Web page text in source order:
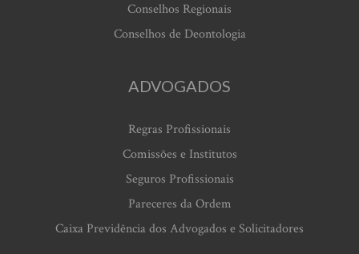
Conselhos Regionais
Conselhos de Deontologia
ADVOGADOS
Regras Profissionais
Comissões e Institutos
Seguros Profissionais
Pareceres da Ordem
Caixa Previdência dos Advogados e Solicitadores